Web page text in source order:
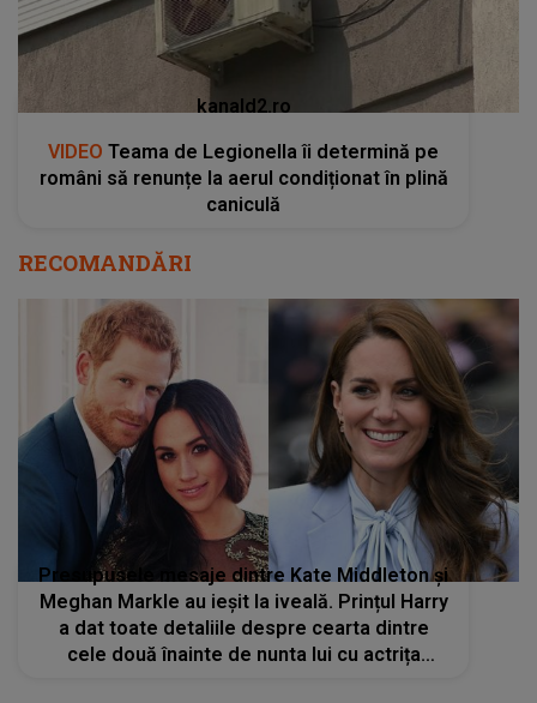
kanald2.ro
VIDEO Teama de Legionella îi determină pe
români să renunțe la aerul condiționat în plină
caniculă
RECOMANDĂRI
Presupusele mesaje dintre Kate Middleton și
Meghan Markle au ieșit la iveală. Prințul Harry
a dat toate detaliile despre cearta dintre
cele două înainte de nunta lui cu actrița